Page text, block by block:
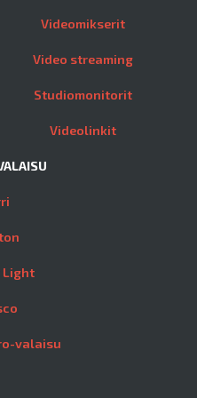
Videomikserit
Video streaming
Studiomonitorit
Videolinkit
Light
valaisu